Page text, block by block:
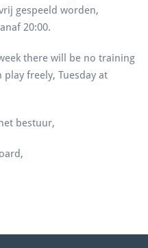
gespeeld worden,
20:00.
there will be no training
freely, Tuesday at
bestuur,